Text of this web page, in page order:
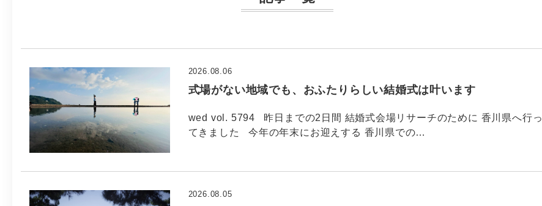
式場がない地域でも、おふたりらしい結婚式は叶います
2026.08.06
wed vol. 5794 昨日までの2日間 結婚式会場リサーチのために 香川県へ行っ
てきました 今年の年末にお迎えする 香川県での…
2026.08.05